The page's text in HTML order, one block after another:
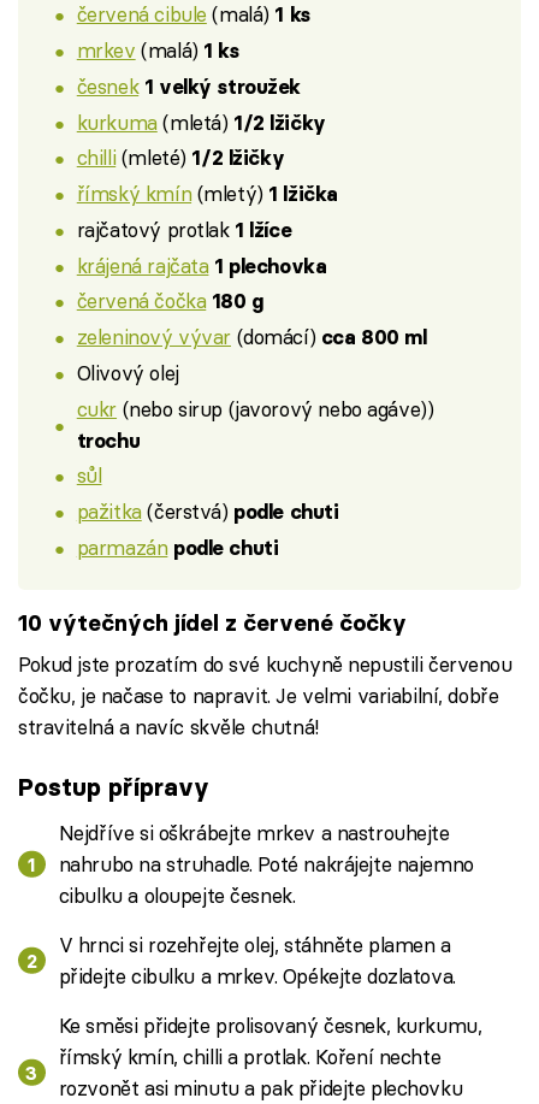
červená cibule (malá) 1 ks
mrkev (malá) 1 ks
česnek 1 velký stroužek
kurkuma(mletá) 1/2 lžičky
chilli(mleté) 1/2 lžičky
římský kmín(mletý) 1 lžička
rajčatový protlak 1 lžíce
krájená rajčata 1 plechovka
červená čočka 180 g
zeleninový vývar (domácí) cca 800 ml
Olivový olej
cukr (nebo sirup (javorový nebo agáve))
trochu
sůl
pažitka(čerstvá) podle chuti
parmazán podle chuti
10 výtečných jídel z červené čočky
Pokud jste prozatím do své kuchyně nepustili červenou
čočku, je načase to napravit. Je velmi variabilní, dobře
stravitelná a navíc skvěle chutná!
Postup přípravy
Nejdříve si oškrábejte mrkev a nastrouhejte
nahrubo na struhadle. Poté nakrájejte najemno
cibulku a oloupejte česnek.
V hrnci si rozehřejte olej, stáhněte plamen a
přidejte cibulku a mrkev. Opékejte dozlatova.
Ke směsi přidejte prolisovaný česnek, kurkumu,
římský kmín, chilli a protlak. Koření nechte
rozvonět asi minutu a pak přidejte plechovku